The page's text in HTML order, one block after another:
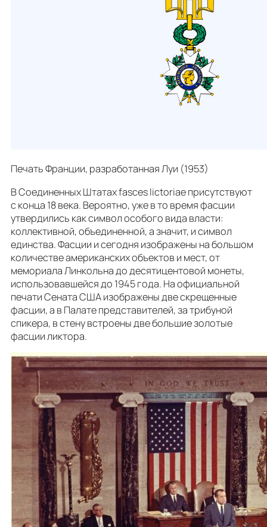
Печать Франции, разработанная Луи (1953)
В Соединенных Штатах fasces lictoriae присутствуют
с конца 18 века. Вероятно, уже в то время фасции
утвердились как символ особого вида власти:
коллективной, объединенной, а значит, и символ
единства. Фасции и сегодня изображены на большом
количестве американских объектов и мест, от
мемориала Линкольна до десятицентовой монеты,
использовавшейся до 1945 года. На официальной
печати Сената США изображены две скрещенные
фасции, а в Палате представителей, за трибуной
спикера, в стену встроены две большие золотые
фасции ликтора.